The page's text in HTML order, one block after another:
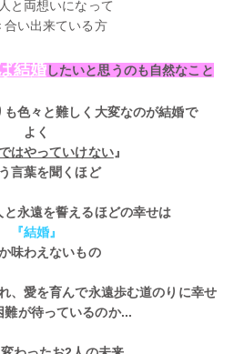
と両想いになって
合い出来ている方
結婚したいと思うのも自然なこと
色々と難しく大変なのが結婚で
よく
はやっていけない』
言葉を聞くほど
と永遠を誓えるほどの幸せは
『結婚』
味わえないもの
、愛を育んで永遠歩む道のりに幸せ
難が待っているのか...